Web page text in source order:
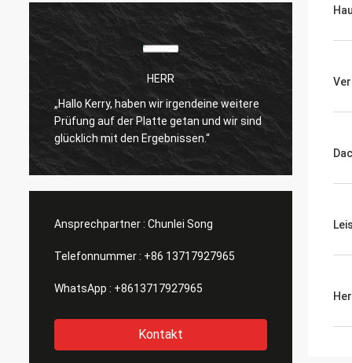
HERR
„Hallo Kerry, haben wir irgendeine weitere
Prüfung auf der Platte getan und wir sind
glücklich mit den Ergebnissen.“
Ich
Ansprechpartner : Chunlei Song
Telefonnummer : +86 13717927965
WhatsApp : +8613717927965
Kontakt